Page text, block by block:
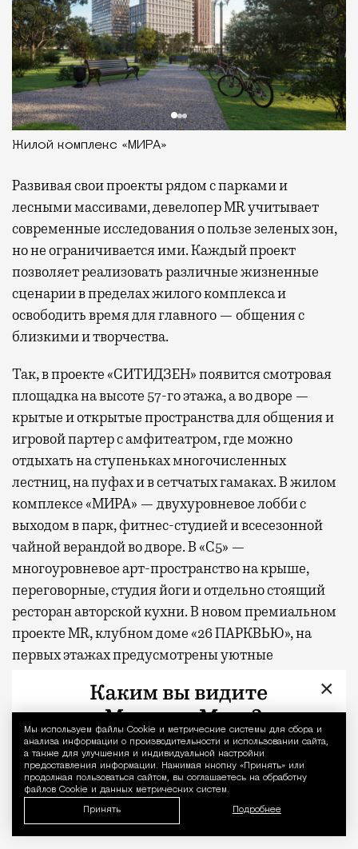
Уведомление
Мы используем файлы Сookie и метрические системы для сбора и
анализа информации о производительности и использовании сайта,
а также для улучшения и индивидуальной настройки
предоставления информации. Нажимая кнопку «Принять» или
продолжая пользоваться сайтом, вы соглашаетесь на обработку
файлов Cookie и данных метрических систем.
Принять Подробнее
Жилой комплекс «МИРА»
Развиваясвои проекты рядом с парками и
лесными массивами, девелопер MR учитывает
современные исследования о пользе зеленых зон,
но не ограничивается ими. Каждый проект
позволяет реализовать различные жизненные
сценарии в пределах жилого комплекса и
освободить время для главного — общения с
близкими и творчества.
Так, в проекте «СИТИДЗЕН» появится смотровая
площадка на высоте 57-го этажа, а во дворе —
крытые и открытые пространства для общения и
игровой партер с амфитеатром, где можно
отдыхать на ступеньках многочисленных
лестниц, на пуфах и в сетчатых гамаках. В жилом
комплексе «МИРА» — двухуровневое лобби с
выходом в парк, фитнес-студией и всесезонной
чайной верандой во дворе. В «С5» —
многоуровневое арт-пространство на крыше,
переговорные, студия йоги и отдельно стоящий
ресторан авторской кухни. В новом премиальном
проекте MR, клубном доме «26 ПАРКВЬЮ», на
первых этажах предусмотрены уютные
закрытом дворе — фитнес-зоны и места для
проектов «СЕТ» и «Веер»появитсяпервая в Москве
экотропа, встроенная в состав жилых комплексов,
гастрокластер, состоящий из восьми ресторанов и
20 фуд-корнеров, а также спортивный комплекс с
бассейном.
×